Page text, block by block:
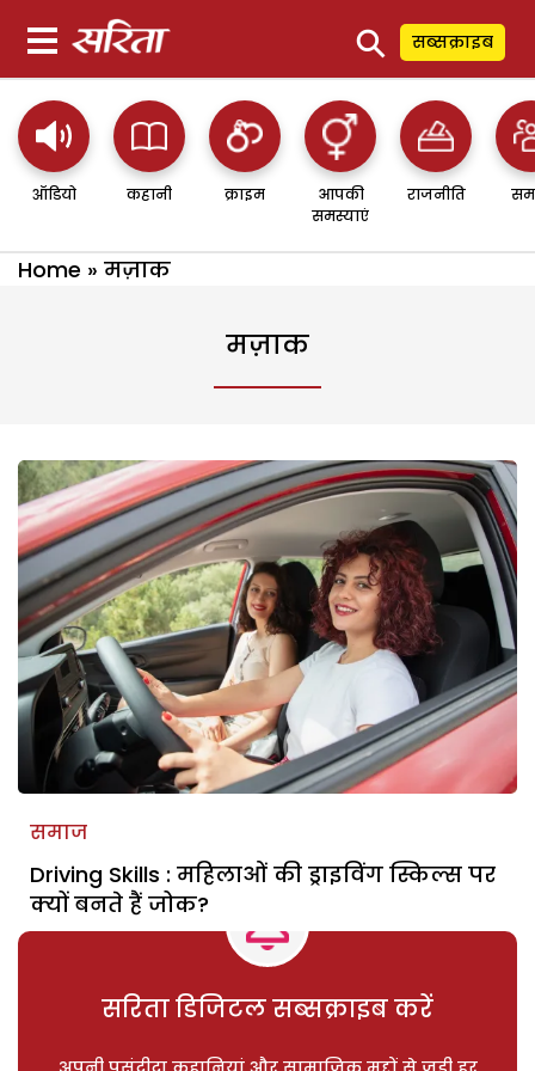
⚲ सब्सक्राइब
ऑडियो कहानी क्राइम
आपकी
समस्याएं
राजनीति
Home » मज़ाक
मज़ाक
समाज
Driving Skills : महिलाओं की ड्राइविंग स्किल्स पर
क्यों बनते हैं जोक?
सरिता डिजिटल सब्सक्राइब करें